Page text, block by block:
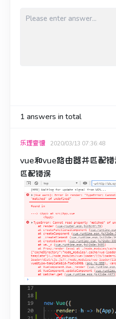
1 answers in total
乐理查德 2020/03/13 07:36:48
vue和vue路由器并匹配
匹配错误